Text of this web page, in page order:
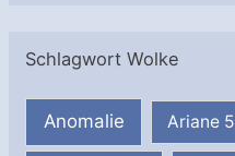
Schlagwort Wolke
Anomalie Ariane 5